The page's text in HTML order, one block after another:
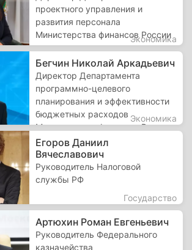
проектного управления и
развития персонала
Министерства финансов России
Экономика
Бегчин Николай Аркадьевич
Директор Департамента
программно-целевого
планирования и эффективности
бюджетных расходов
Министерства финансов России
Экономика
Егоров Даниил
Вячеславович
Руководитель Налоговой
службы РФ
Государство
Артюхин Роман Евгеньевич
Руководитель Федерального
казначейства